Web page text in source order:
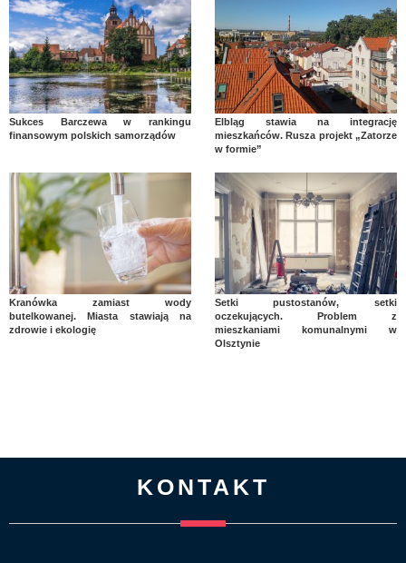
Sukces Barczewa w rankingu
finansowym polskich samorządów
Elbląg stawia na integrację
mieszkańców. Rusza projekt „Zatorze
w formie”
Kranówka zamiast wody
butelkowanej. Miasta stawiają na
zdrowie i ekologię
Setki pustostanów, setki
oczekujących. Problem z
mieszkaniami komunalnymi w
Olsztynie
KONTAKT